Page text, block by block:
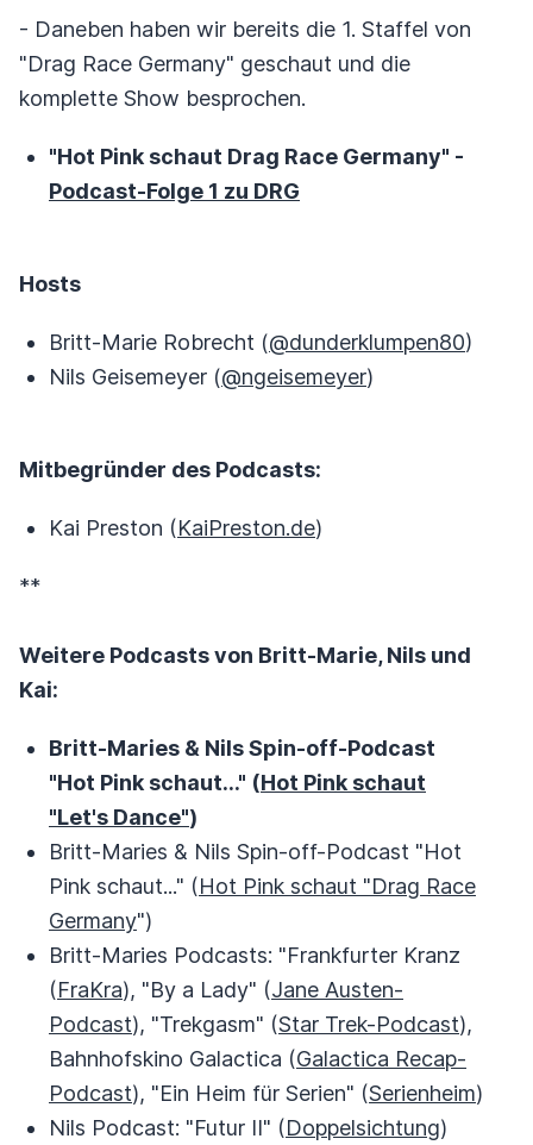
- Daneben haben wir bereits die 1. Staffel von
"Drag Race Germany" geschaut und die
komplette Show besprochen.
"Hot Pink schaut Drag Race Germany" -
Podcast-Folge 1 zu DRG
Hosts
Britt-Marie Robrecht (@dunderklumpen80)
Nils Geisemeyer (@ngeisemeyer)
Mitbegründer des Podcasts:
Kai Preston (KaiPreston.de)
**
Weitere Podcasts von Britt-Marie, Nils und
Kai:
Britt-Maries & Nils Spin-off-Podcast
"Hot Pink schaut..." (Hot Pink schaut
"Let's Dance")
Britt-Maries & Nils Spin-off-Podcast "Hot
Pink schaut..." (Hot Pink schaut "Drag Race
Germany")
Britt-Maries Podcasts: "Frankfurter Kranz
(FraKra), "By a Lady" (Jane Austen-
Podcast), "Trekgasm" (Star Trek-Podcast),
Bahnhofskino Galactica (Galactica Recap-
Podcast), "Ein Heim für Serien" (Serienheim)
Nils Podcast: "Futur II" (Doppelsichtung)